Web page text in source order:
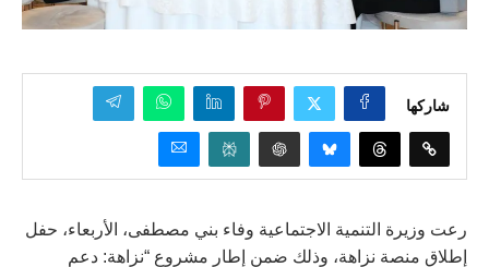
شاركها
رعت وزيرة التنمية الاجتماعية وفاء بني مصطفى، الأربعاء، حفل
إطلاق منصة نزاهة، وذلك ضمن إطار مشروع “نزاهة: دعم